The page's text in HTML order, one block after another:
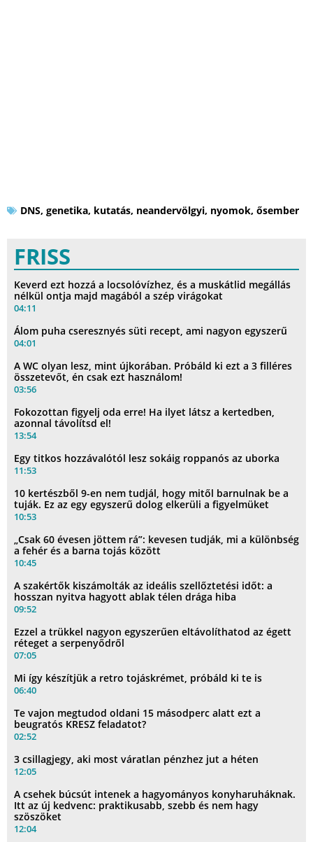
DNS, genetika, kutatás, neandervölgyi, nyomok, ősember
FRISS
Keverd ezt hozzá a locsolóvízhez, és a muskátlid megállás
nélkül ontja majd magából a szép virágokat
04:11
Álom puha cseresznyés süti recept, ami nagyon egyszerű
04:01
A WC olyan lesz, mint újkorában. Próbáld ki ezt a 3 filléres
összetevőt, én csak ezt használom!
03:56
Fokozottan figyelj oda erre! Ha ilyet látsz a kertedben,
azonnal távolítsd el!
13:54
Egy titkos hozzávalótól lesz sokáig roppanós az uborka
11:53
10 kertészből 9-en nem tudjál, hogy mitől barnulnak be a
tuják. Ez az egy egyszerű dolog elkerüli a figyelmüket
10:53
„Csak 60 évesen jöttem rá”: kevesen tudják, mi a különbség
a fehér és a barna tojás között
10:45
A szakértők kiszámolták az ideális szellőztetési időt: a
hosszan nyitva hagyott ablak télen drága hiba
09:52
Ezzel a trükkel nagyon egyszerűen eltávolíthatod az égett
réteget a serpenyődről
07:05
Mi így készítjük a retro tojáskrémet, próbáld ki te is
06:40
Te vajon megtudod oldani 15 másodperc alatt ezt a
beugratós KRESZ feladatot?
02:52
3 csillagjegy, aki most váratlan pénzhez jut a héten
12:05
A csehek búcsút intenek a hagyományos konyharuháknak.
Itt az új kedvenc: praktikusabb, szebb és nem hagy
szöszöket
12:04